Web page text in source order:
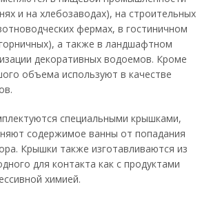
и на хлебозаводах), на строительных
фермах, в гостиничном
а также в ландшафтном
декоративных водоемов. Кроме
объема используют в качестве
специальными крышками,
содержимое ванны от попадания
Крышки также изготавливаются из
для контакта как с продуктами
химией.